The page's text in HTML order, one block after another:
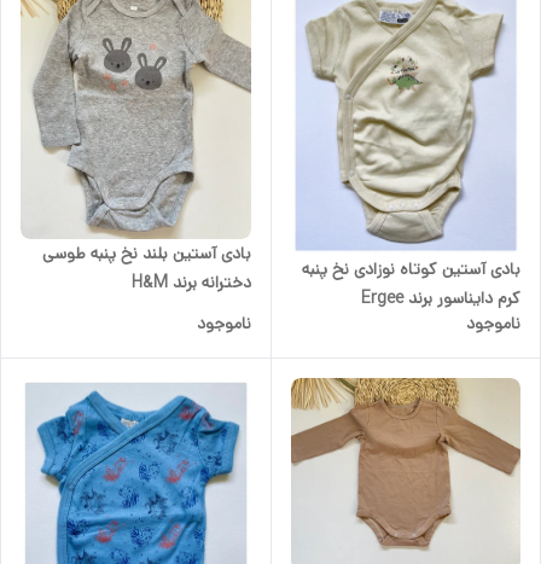
بادی آستین کوتاه نوزادی نخ پنبه
کرم دایناسور برند Ergee
ناموجود
بادی آستین بلند نخ پنبه طوسی
دخترانه برند H&M
ناموجود